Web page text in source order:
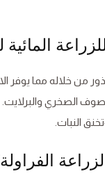
من خلاله مما يوفر
الصخري
النبات.